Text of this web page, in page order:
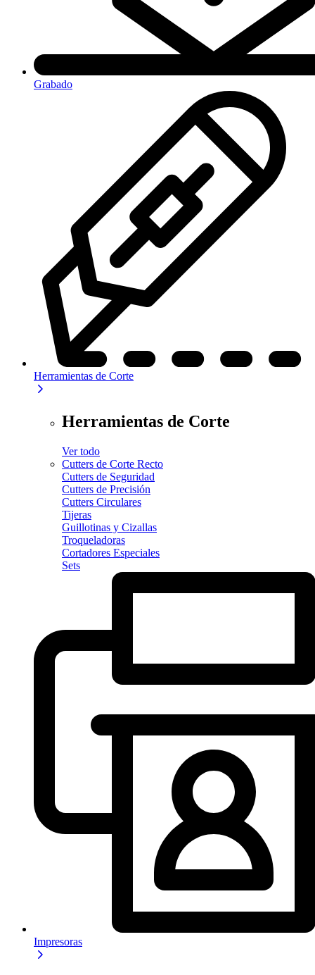
Grabado
Herramientas de Corte
Herramientas de Corte
Ver todo
Cutters de Corte Recto
Cutters de Seguridad
Cutters de Precisión
Cutters Circulares
Tijeras
Guillotinas y Cizallas
Troqueladoras
Cortadores Especiales
Sets
Impresoras